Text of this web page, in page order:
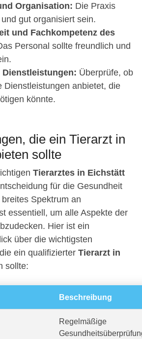
Organisation: Die Praxis
gut organisiert sein.
und Fachkompetenz des
Personal sollte freundlich und
Dienstleistungen: Überprüfe, ob
Dienstleistungen anbietet, die
könnte.
die ein Tierarzt in
sollte
Tierarztes in Eichstätt
für die Gesundheit
Spektrum an
essentiell, um alle Aspekte der
Hier ist ein
über die wichtigsten
ein qualifizierter Tierarzt in
sollte:
Beschreibung
Regelmäßige